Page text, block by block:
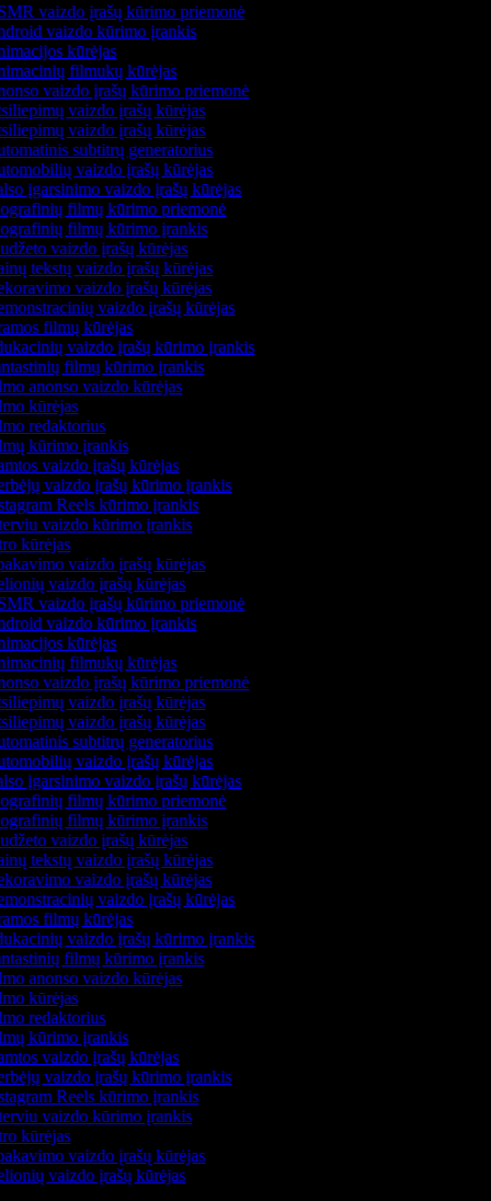
vaizdo įrašų kūrimo priemonė
vaizdo kūrimo įrankis
kūrėjas
filmukų kūrėjas
vaizdo įrašų kūrimo priemonė
vaizdo įrašų kūrėjas
vaizdo įrašų kūrėjas
subtitrų generatorius
vaizdo įrašų kūrėjas
įgarsinimo vaizdo įrašų kūrėjas
filmų kūrimo priemonė
filmų kūrimo įrankis
vaizdo įrašų kūrėjas
tekstų vaizdo įrašų kūrėjas
vaizdo įrašų kūrėjas
vaizdo įrašų kūrėjas
filmų kūrėjas
vaizdo įrašų kūrimo įrankis
filmų kūrimo įrankis
anonso vaizdo kūrėjas
kūrėjas
redaktorius
kūrimo įrankis
vaizdo įrašų kūrėjas
vaizdo įrašų kūrimo įrankis
Reels kūrimo įrankis
vaizdo kūrimo įrankis
kūrėjas
vaizdo įrašų kūrėjas
vaizdo įrašų kūrėjas
vaizdo įrašų kūrimo priemonė
vaizdo kūrimo įrankis
kūrėjas
filmukų kūrėjas
vaizdo įrašų kūrimo priemonė
vaizdo įrašų kūrėjas
vaizdo įrašų kūrėjas
subtitrų generatorius
vaizdo įrašų kūrėjas
įgarsinimo vaizdo įrašų kūrėjas
filmų kūrimo priemonė
filmų kūrimo įrankis
vaizdo įrašų kūrėjas
tekstų vaizdo įrašų kūrėjas
vaizdo įrašų kūrėjas
vaizdo įrašų kūrėjas
filmų kūrėjas
vaizdo įrašų kūrimo įrankis
filmų kūrimo įrankis
anonso vaizdo kūrėjas
kūrėjas
redaktorius
kūrimo įrankis
vaizdo įrašų kūrėjas
vaizdo įrašų kūrimo įrankis
Reels kūrimo įrankis
vaizdo kūrimo įrankis
kūrėjas
vaizdo įrašų kūrėjas
vaizdo įrašų kūrėjas